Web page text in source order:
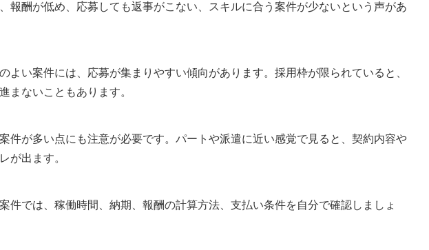
報酬が低め、応募しても返事がこない、スキルに合う案件が少ないという声があ
よい案件には、応募が集まりやすい傾向があります。採用枠が限られていると、
まないこともあります。
件が多い点にも注意が必要です。パートや派遣に近い感覚で見ると、契約内容や
が出ます。
件では、稼働時間、納期、報酬の計算方法、支払い条件を自分で確認しましょ